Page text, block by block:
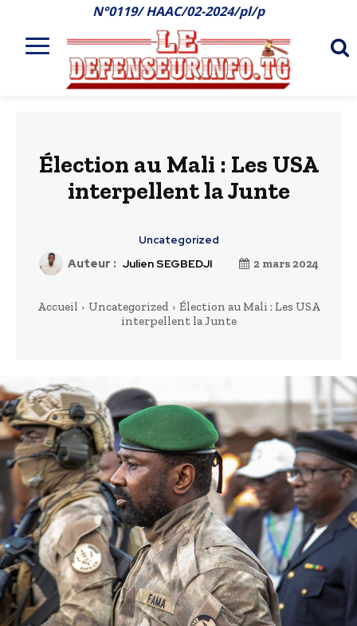
N°0119/ HAAC/02-2024/pl/p
Élection au Mali : Les USA
interpellent la Junte
Uncategorized
Auteur : Julien SEGBEDJI 2 mars 2024
Accueil Uncategorized
Élection au Mali : Les USA
interpellent la Junte